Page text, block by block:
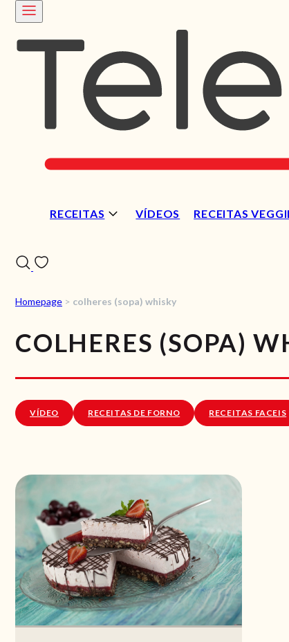
RECEITAS VÍDEOS RECEITAS
Homepage > colheres (sopa) whisky
COLHERES (SOPA)
VÍDEO RECEITAS DE FORNO RECEITAS FACEIS